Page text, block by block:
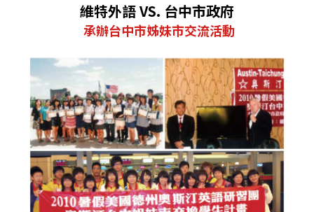
維特外語 VS. 台中市政府
承辦台中市姊妹市交流活動